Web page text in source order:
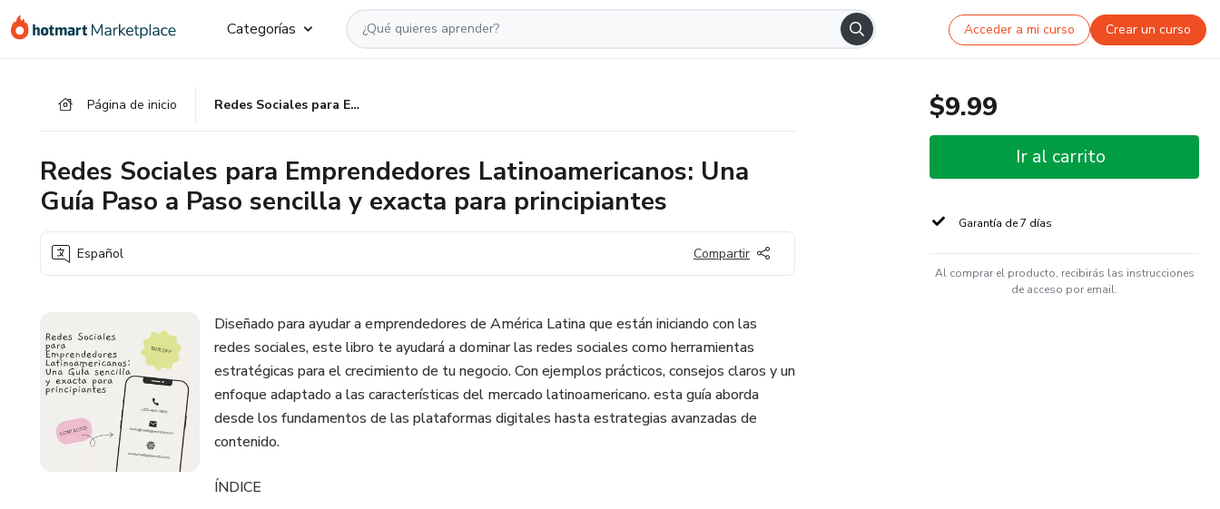
Categorías Acceder a mi curso Crear un curso
Página de inicio Redes Sociales para Emprendedores Latinoamericanos: Una Guía Paso a Paso sencilla y exacta para principiantes
Redes Sociales para Emprendedores Latinoamericanos: Una
Guía Paso a Paso sencilla y exacta para principiantes
Español Compartir
Diseñado para ayudar a emprendedores de América Latina que están iniciando con las
redes sociales, este libro te ayudará a dominar las redes sociales como herramientas
estratégicas para el crecimiento de tu negocio. Con ejemplos prácticos, consejos claros y un
enfoque adaptado a las características del mercado latinoamericano. esta guía aborda
desde los fundamentos de las plataformas digitales hasta estrategias avanzadas de
contenido.
ÍNDICE
$9.99
Ir al carrito
Garantía de 7 días
Al comprar el producto, recibirás las instrucciones
de acceso por email.